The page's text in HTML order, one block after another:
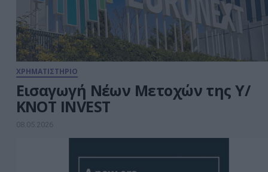
ΧΡΗΜΑΤΙΣΤΗΡΙΟ
Εισαγωγή Νέων Μετοχών της Υ/
ΚΝΟΤ INVEST
08.05.2026